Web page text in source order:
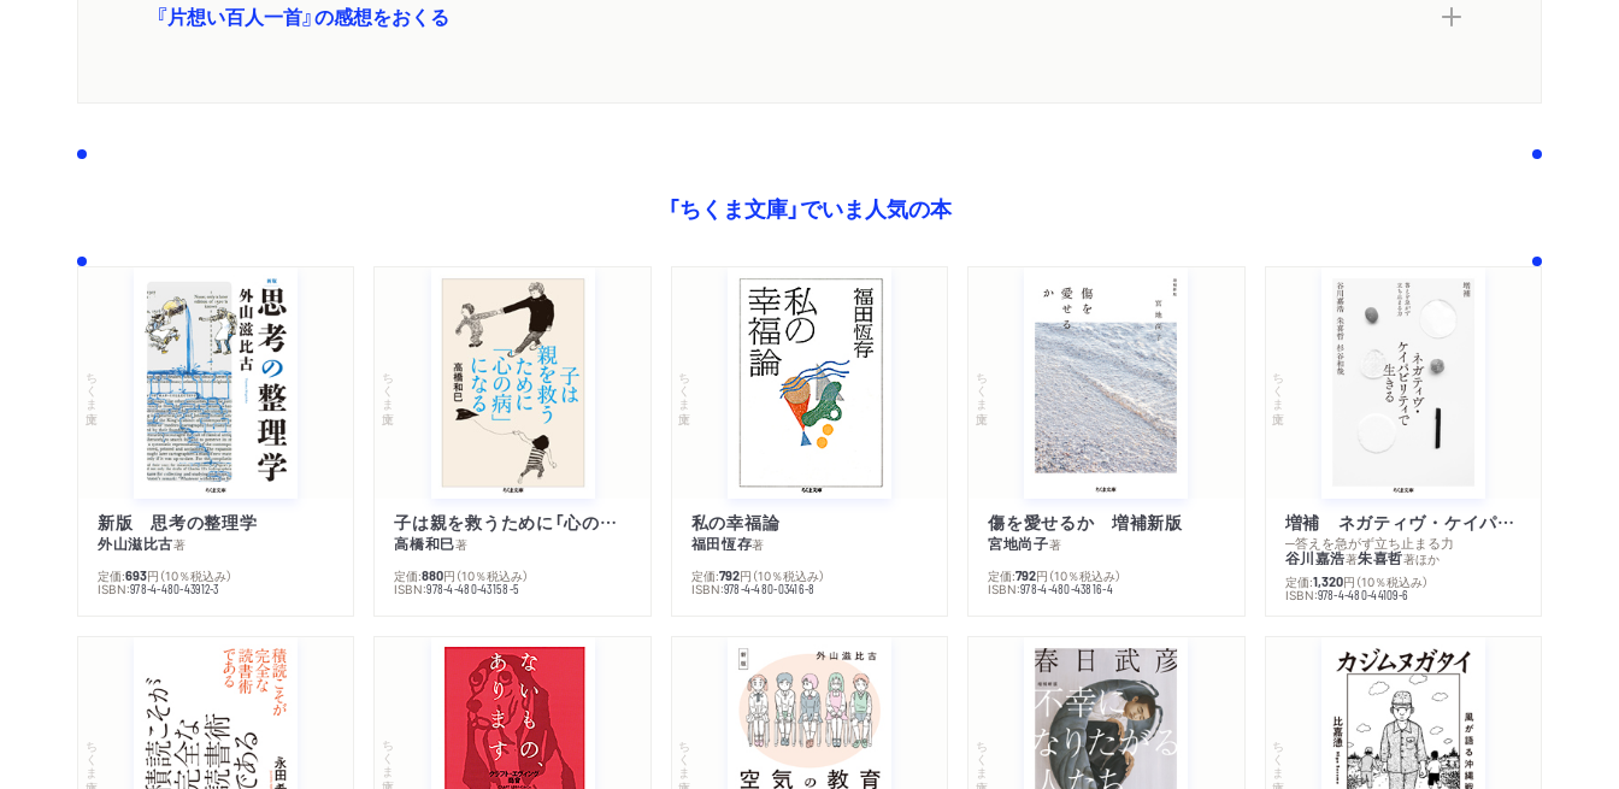
『片想い百人一首』の感想をおくる
「ちくま文庫」でいま人気の本
ちくま文庫
新版 思考の整理学
外山滋比古著
定価:693円 （10％税込み）
ISBN:978-4-480-43912-3
ちくま文庫
子は親を救うために「心の病」になる
高橋和巳著
定価:880円 （10％税込み）
ISBN:978-4-480-43158-5
ちくま文庫
私の幸福論
福田恆存著
定価:792円 （10％税込み）
ISBN:978-4-480-03416-8
ちくま文庫
傷を愛せるか 増補新版
宮地尚子著
定価:792円 （10％税込み）
ISBN:978-4-480-43816-4
ちくま文庫
増補 ネガティヴ・ケイパビリティで生きる
─答えを急がず立ち止まる力
谷川嘉浩著朱喜哲著ほか
定価:1,320円 （10％税込み）
ISBN:978-4-480-44109-6
ちくま文庫 ちくま文庫 ちくま文庫 ちくま文庫 ちくま文庫